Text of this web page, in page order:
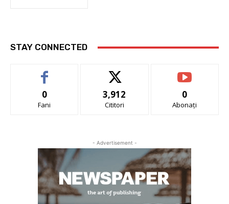
STAY CONNECTED
0
Fani
3,912
Cititori
0
Abonați
- Advertisement -